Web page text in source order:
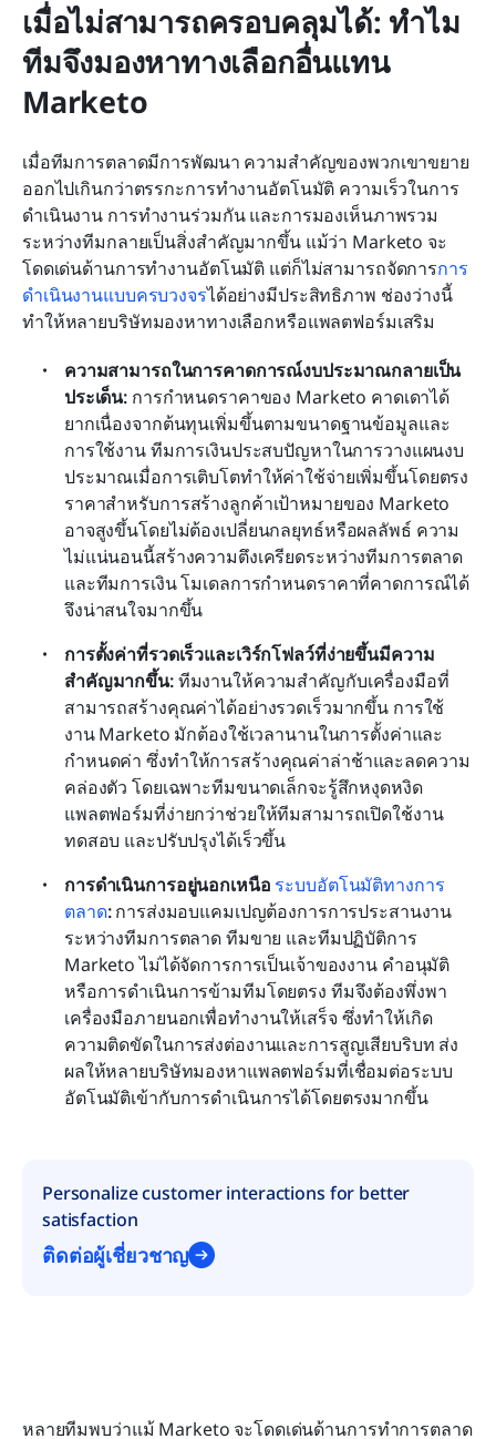
เมื่อไม่สามารถครอบคลุมได้: ทำไม
ทีมจึงมองหาทางเลือกอื่นแทน
Marketo
เมื่อทีมการตลาดมีการพัฒนา ความสำคัญของพวกเขาขยาย
ออกไปเกินกว่าตรรกะการทำงานอัตโนมัติ ความเร็วในการ
ดำเนินงาน การทำงานร่วมกัน และการมองเห็นภาพรวม
ระหว่างทีมกลายเป็นสิ่งสำคัญมากขึ้น แม้ว่า Marketo จะ
โดดเด่นด้านการทำงานอัตโนมัติ แต่ก็ไม่สามารถจัดการการ
ดำเนินงานแบบครบวงจรได้อย่างมีประสิทธิภาพ ช่องว่างนี้
ทำให้หลายบริษัทมองหาทางเลือกหรือแพลตฟอร์มเสริม
ความสามารถในการคาดการณ์งบประมาณกลายเป็น
ประเด็น: การกำหนดราคาของ Marketo คาดเดาได้
ยากเนื่องจากต้นทุนเพิ่มขึ้นตามขนาดฐานข้อมูลและ
การใช้งาน ทีมการเงินประสบปัญหาในการวางแผนงบ
ประมาณเมื่อการเติบโตทำให้ค่าใช้จ่ายเพิ่มขึ้นโดยตรง
ราคาสำหรับการสร้างลูกค้าเป้าหมายของ Marketo
อาจสูงขึ้นโดยไม่ต้องเปลี่ยนกลยุทธ์หรือผลลัพธ์ ความ
ไม่แน่นอนนี้สร้างความตึงเครียดระหว่างทีมการตลาด
และทีมการเงิน โมเดลการกำหนดราคาที่คาดการณ์ได้
จึงน่าสนใจมากขึ้น
การตั้งค่าที่รวดเร็วและเวิร์กโฟลว์ที่ง่ายขึ้นมีความ
สำคัญมากขึ้น: ทีมงานให้ความสำคัญกับเครื่องมือที่
สามารถสร้างคุณค่าได้อย่างรวดเร็วมากขึ้น การใช้
งาน Marketo มักต้องใช้เวลานานในการตั้งค่าและ
กำหนดค่า ซึ่งทำให้การสร้างคุณค่าล่าช้าและลดความ
คล่องตัว โดยเฉพาะทีมขนาดเล็กจะรู้สึกหงุดหงิด
แพลตฟอร์มที่ง่ายกว่าช่วยให้ทีมสามารถเปิดใช้งาน
ทดสอบ และปรับปรุงได้เร็วขึ้น
การดำเนินการอยู่นอกเหนือ ระบบอัตโนมัติทางการ
ตลาด: การส่งมอบแคมเปญต้องการการประสานงาน
ระหว่างทีมการตลาด ทีมขาย และทีมปฏิบัติการ
Marketo ไม่ได้จัดการการเป็นเจ้าของงาน คำอนุมัติ
หรือการดำเนินการข้ามทีมโดยตรง ทีมจึงต้องพึ่งพา
เครื่องมือภายนอกเพื่อทำงานให้เสร็จ ซึ่งทำให้เกิด
ความติดขัดในการส่งต่องานและการสูญเสียบริบท ส่ง
ผลให้หลายบริษัทมองหาแพลตฟอร์มที่เชื่อมต่อระบบ
อัตโนมัติเข้ากับการดำเนินการได้โดยตรงมากขึ้น
Personalize customer interactions for better
satisfaction
ติดต่อผู้เชี่ยวชาญ
หลายทีมพบว่าแม้ Marketo จะโดดเด่นด้านการทำการตลาด